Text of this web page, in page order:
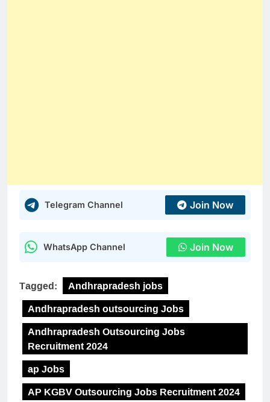
Telegram Channel Join Now
WhatsApp Channel Join Now
Tagged:
Andhrapradesh jobs
Andhrapradesh outsourcing Jobs
Andhrapradesh Outsourcing Jobs
Recruitment 2024
ap Jobs
AP KGBV Outsourcing Jobs Recruitment 2024